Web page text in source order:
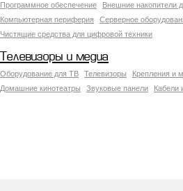
Программное обеспечение
Внешние накопители
Компьютерная периферия
Серверное
Чистящие средства для цифровой техники
Телевизоры и медиа
Оборудование для ТВ Телевизоры Крепления и
Домашние кинотеатры
Звуковые панели Кабели